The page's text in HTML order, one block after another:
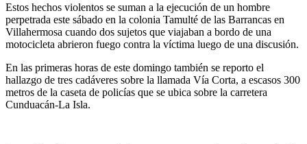
Estos hechos violentos se suman a la ejecución de un hombre
perpetrada este sábado en la colonia Tamulté de las Barrancas en
Villahermosa cuando dos sujetos que viajaban a bordo de una
motocicleta abrieron fuego contra la víctima luego de una discusión.
En las primeras horas de este domingo también se reporto el
hallazgo de tres cadáveres sobre la llamada Vía Corta, a escasos 300
metros de la caseta de policías que se ubica sobre la carretera
Cunduacán-La Isla.